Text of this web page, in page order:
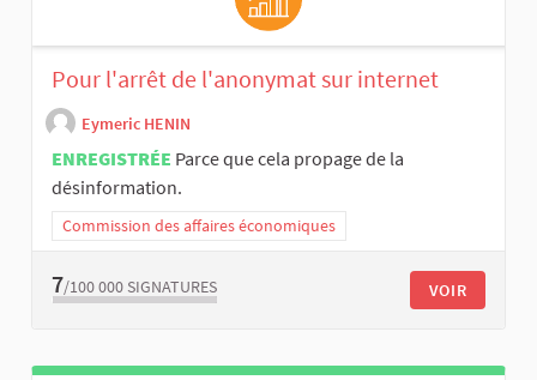
Pour l'arrêt de l'anonymat sur internet
Eymeric HENIN
ENREGISTRÉE Parce que cela propage de la
désinformation.
Commission des affaires économiques
7/100 000 SIGNATURES VOIR